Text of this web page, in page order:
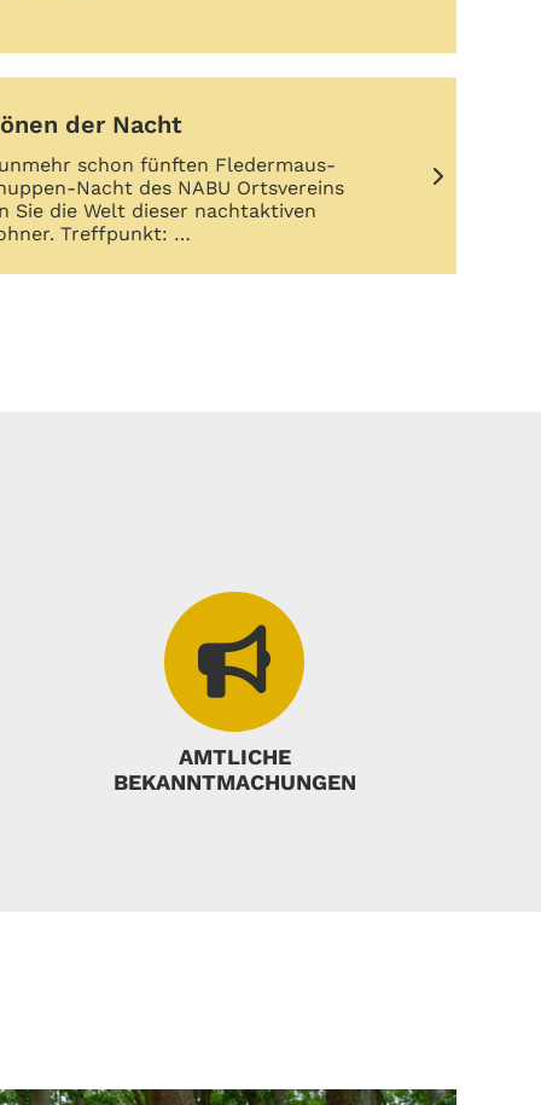
der Nacht
schon fünften Fledermaus-
Nacht des NABU Ortsvereins
Sie die Welt dieser nachtaktiven
Treffpunkt: …
AMTLICHE
BEKANNTMACHUNGEN